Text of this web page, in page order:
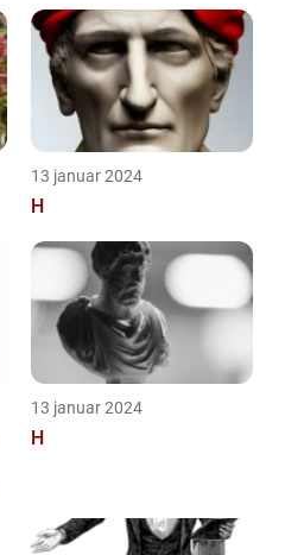
13 januar 2024
H
13 januar 2024
H